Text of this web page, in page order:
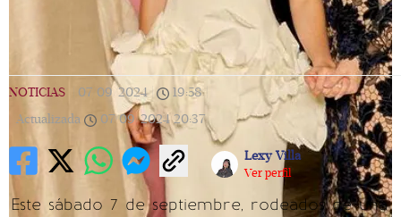
NOTICIAS 07/09/2024 19:58
Actualizada
07/09/2024 20:37
Lexy Villa
Ver perfil
Este sábado 7 de septiembre, rodeados de una